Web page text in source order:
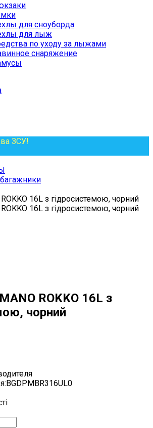
для сноуборда
для лыж
по уходу за лыжами
снаряжение
ЗСУ!
16L з гідросистемою, чорний
16L з гідросистемою, чорний
ROKKO 16L з
чорний
BGDPMBR316UL0